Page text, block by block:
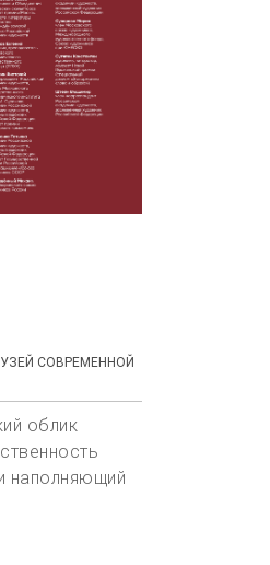
СОВРЕМЕННОЙ
облик
наполняющий